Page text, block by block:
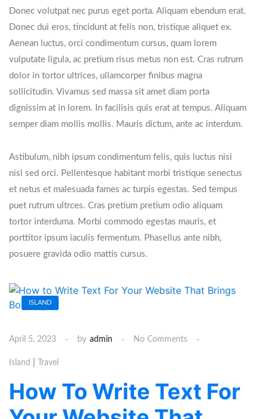
Donec volutpat nec purus eget porta. Aliquam ebendum erat.
Donec dui eros, tincidunt at felis non, tristique aliquet ex.
Aenean luctus, orci condimentum cursus, quam lorem
vulputate ligula, ac pretium risus metus non est. Cras rutrum
dolor in tortor ultrices, ullamcorper finibus magna
sollicitudin. Vivamus sed massa sit amet diam porta
dignissim at in lorem. In facilisis quis erat at tempus. Aliquam
semper diam mollis mollis. Mauris dictum, ante ac interdum.
Astibulum, nibh ipsum condimentum felis, quis luctus nisi
nisl sed orci. Pellentesque habitant morbi tristique senectus
et netus et malesuada fames ac turpis egestas. Sed tempus
puet rutrum ultrces. Cras pretium pretium odio aliquam
tortor interduma. Morbi commodo egestas mauris, et
porttitor ipsum iaculis fermentum. Phasellus ante nibh,
posuere gravida odio mattis cursus.
ISLAND
April 5, 2023 by admin No Comments
Island Travel
How To Write Text For